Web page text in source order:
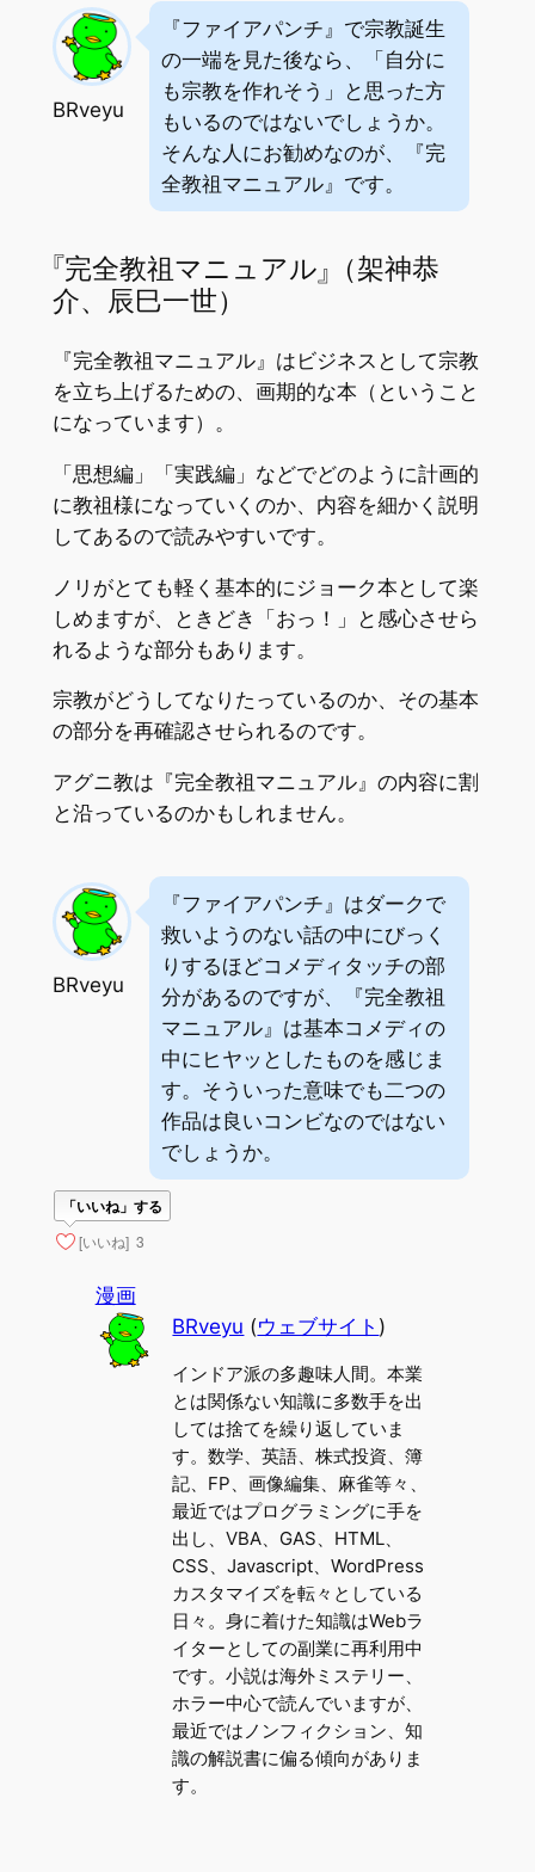
BRveyu
『ファイアパンチ』で宗教誕生
の一端を見た後なら、「自分に
も宗教を作れそう」と思った方
もいるのではないでしょうか。
そんな人にお勧めなのが、『完
全教祖マニュアル』です。
『完全教祖マニュアル』（架神恭
介、辰巳一世）
『完全教祖マニュアル』はビジネスとして宗教
を立ち上げるための、画期的な本（ということ
になっています）。
「思想編」「実践編」などでどのように計画的
に教祖様になっていくのか、内容を細かく説明
してあるので読みやすいです。
ノリがとても軽く基本的にジョーク本として楽
しめますが、ときどき「おっ！」と感心させら
れるような部分もあります。
宗教がどうしてなりたっているのか、その基本
の部分を再確認させられるのです。
アグニ教は『完全教祖マニュアル』の内容に割
と沿っているのかもしれません。
BRveyu
『ファイアパンチ』はダークで
救いようのない話の中にびっく
りするほどコメディタッチの部
分があるのですが、『完全教祖
マニュアル』は基本コメディの
中にヒヤッとしたものを感じま
す。そういった意味でも二つの
作品は良いコンビなのではない
でしょうか。
「いいね」する
[いいね] 3
漫画
BRveyu (ウェブサイト )
インドア派の多趣味人間。本業
とは関係ない知識に多数手を出
しては捨てを繰り返していま
す。数学、英語、株式投資、簿
記、FP、画像編集、麻雀等々、
最近ではプログラミングに手を
出し、VBA、GAS、HTML、
CSS、Javascript、WordPress
カスタマイズを転々としている
日々。身に着けた知識はWebラ
イターとしての副業に再利用中
です。小説は海外ミステリー、
ホラー中心で読んでいますが、
最近ではノンフィクション、知
識の解説書に偏る傾向がありま
す。